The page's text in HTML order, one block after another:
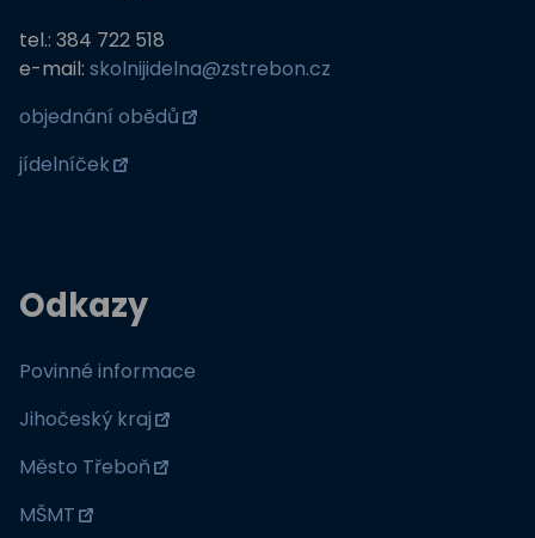
tel.: 384 722 518
e-mail: skolnijidelna@zstrebon.cz
objednání obědů
jídelníček
Odkazy
Povinné informace
Jihočeský kraj
Město Třeboň
MŠMT